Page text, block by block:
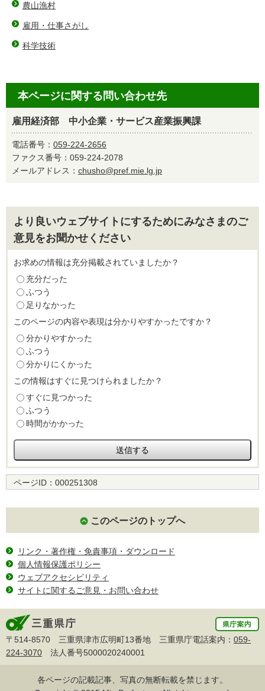
農山漁村
雇用・仕事さがし
科学技術
本ページに関する問い合わせ先
雇用経済部 中小企業・サービス産業振興課
電話番号： 059-224-2656
ファクス番号：059-224-2078
メールアドレス： chusho@pref.mie.lg.jp
より良いウェブサイトにするためにみなさまのご
意見をお聞かせください
お求めの情報は充分掲載されていましたか？
充分だった
ふつう
足りなかった
このページの内容や表現は分かりやすかったですか？
分かりやすかった
ふつう
分かりにくかった
この情報はすぐに見つけられましたか？
すぐに見つかった
ふつう
時間がかかった
ページID： 000251308
このページのトップへ
リンク・著作権・免責事項・ダウンロード
個人情報保護ポリシー
ウェブアクセシビリティ
サイトに関するご意見・お問い合わせ
〒514-8570 三重県津市広明町13番地 三重県庁電話案内： 059-
224-3070 法人番号5000020240001
各ページの記載記事、写真の無断転載を禁じます。